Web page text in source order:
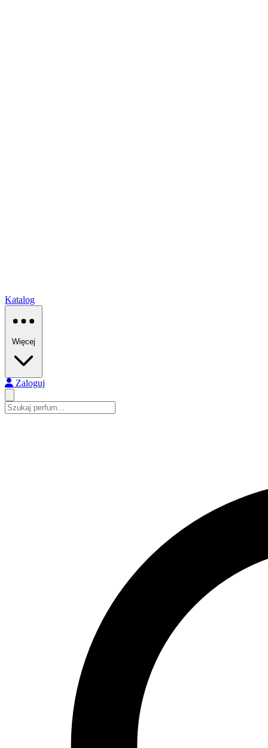
Katalog
Więcej
Zaloguj